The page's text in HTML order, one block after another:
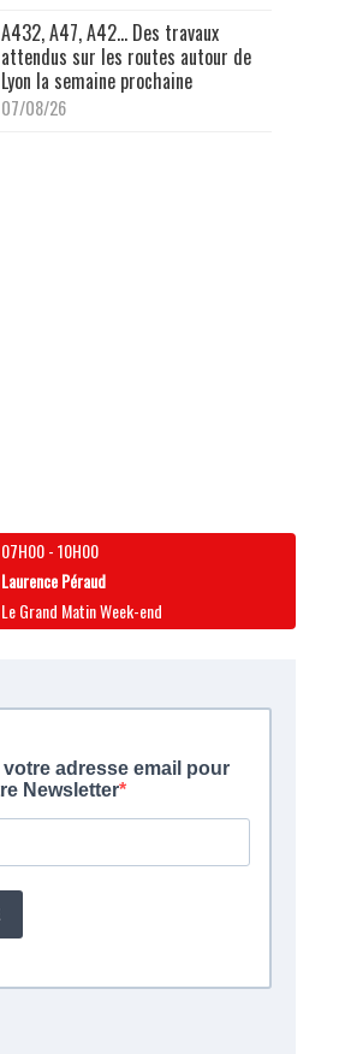
A432, A47, A42… Des travaux
attendus sur les routes autour de
Lyon la semaine prochaine
07/08/26
07H00-10H00
Laurence Péraud
Le Grand Matin Week-end